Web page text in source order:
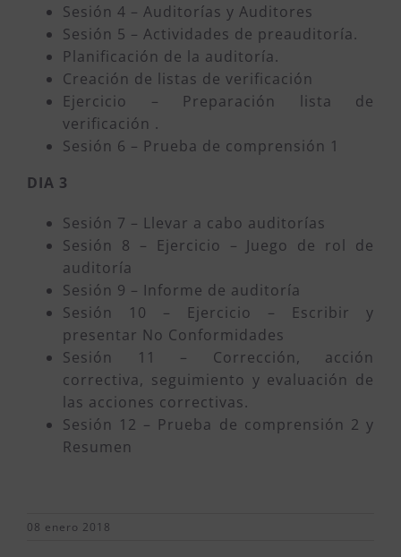
Sesión 4 – Auditorías y Auditores
Sesión 5 – Actividades de preauditoría.
Planificación de la auditoría.
Creación de listas de verificación
Ejercicio – Preparación lista de
verificación .
Sesión 6 – Prueba de comprensión 1
DIA 3
Sesión 7 – Llevar a cabo auditorías
Sesión 8 – Ejercicio – Juego de rol de
auditoría
Sesión 9 – Informe de auditoría
Sesión 10 – Ejercicio – Escribir y
presentar No Conformidades
Sesión 11 – Corrección, acción
correctiva, seguimiento y evaluación de
las acciones correctivas.
Sesión 12 – Prueba de comprensión 2 y
Resumen
08 enero 2018